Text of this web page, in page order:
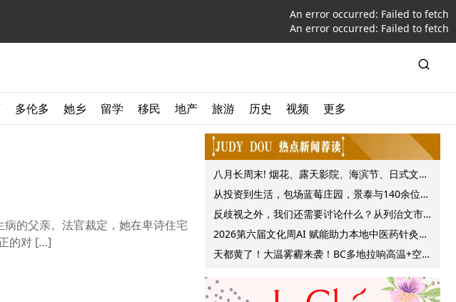
An error occurred: Failed to fetch
An error occurred: Failed to fetch
多伦多 她乡 留学 移民 地产 旅游 历史 视频 更多
的父亲。法官裁定，她在卑诗住宅
的对 […]
八月长周末! 烟花、露天影院、海滨节、日式文化
节庆, 大温哥华各种精彩活动上线!
从投资到生活，包场蓝莓庄园，景泰与140余位客
户共享夏日”莓”好时光
反歧视之外，我们还需要讨论什么？从列治文市
议会一项动议谈起
2026第六届文化周AI 赋能助力本地中医药针灸服
务提质升级
天都黄了！大温雾霾来袭！BC多地拉响高温+空气